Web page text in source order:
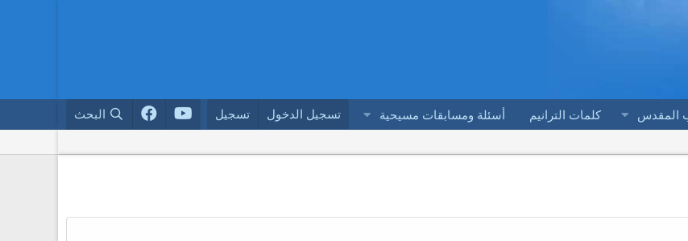
المقدس كلمات الترانيم أسئلة ومسابقات مسيحية تسجيل الدخول تسجيل البحث